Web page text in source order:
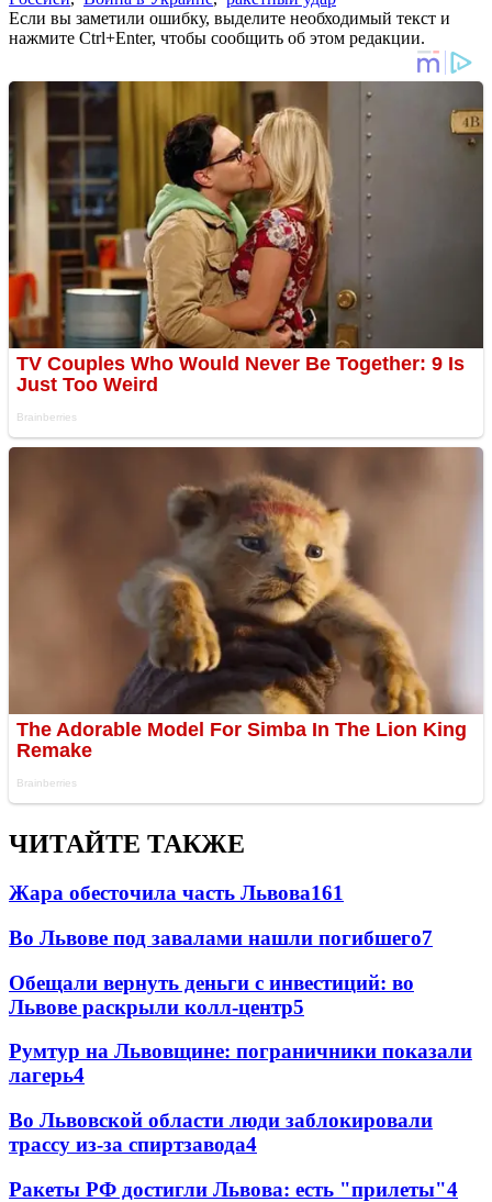
Если вы заметили ошибку, выделите необходимый текст и
нажмите Ctrl+Enter, чтобы сообщить об этом редакции.
ЧИТАЙТЕ ТАКЖЕ
Жара обесточила часть Львова161
Во Львове под завалами нашли погибшего7
Обещали вернуть деньги с инвестиций: во
Львове раскрыли колл-центр5
Румтур на Львовщине: пограничники показали
лагерь4
Во Львовской области люди заблокировали
трассу из-за спиртзавода4
Ракеты РФ достигли Львова: есть "прилеты"4